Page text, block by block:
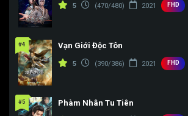
Tập 187 Tập 188
5 (470/480) 2021 FHD
#4 Vạn Giới Độc Tôn
5 (390/386) 2021 FHD
#5 Phàm Nhân Tu Tiên